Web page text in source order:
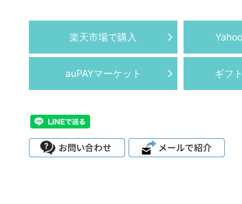
楽天市場で購入
auPAYマーケット ギフ